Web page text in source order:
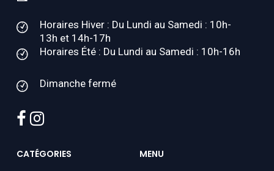
Horaires Hiver : Du Lundi au Samedi : 10h-
13h et 14h-17h
Horaires Été : Du Lundi au Samedi : 10h-16h
Dimanche fermé
facebook
instagram
CATÉGORIES MENU